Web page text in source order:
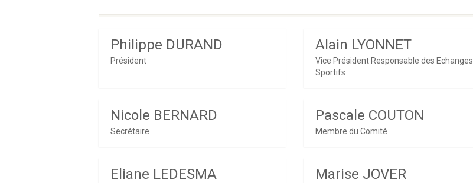
Philippe DURAND
Président
Alain LYONNET
Vice Président Responsable des Echanges
Sportifs
Nicole BERNARD
Secrétaire
Pascale COUTON
Membre du Comité
Eliane LEDESMA Marise JOVER